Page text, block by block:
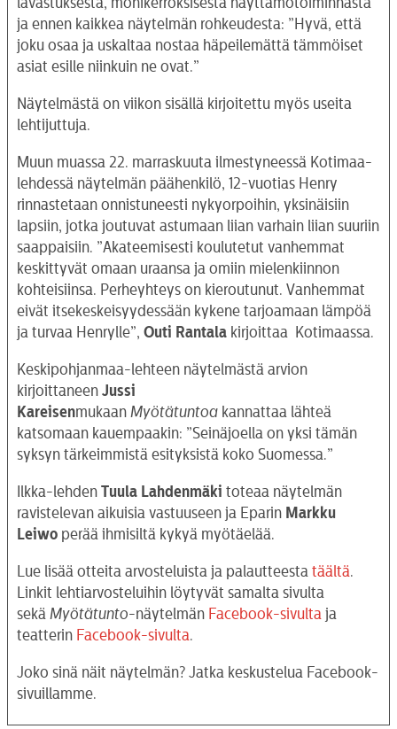
ja ennen kaikkea näytelmän rohkeudesta: ”Hyvä, että
joku osaa ja uskaltaa nostaa häpeilemättä tämmöiset
asiat esille niinkuin ne ovat.”
Näytelmästä on viikon sisällä kirjoitettu myös useita
lehtijuttuja.
Muun muassa 22. marraskuuta ilmestyneessä Kotimaa-
lehdessä näytelmän päähenkilö, 12-vuotias Henry
rinnastetaan onnistuneesti nykyorpoihin, yksinäisiin
lapsiin, jotka joutuvat astumaan liian varhain liian suuriin
saappaisiin. ”Akateemisesti koulutetut vanhemmat
keskittyvät omaan uraansa ja omiin mielenkiinnon
kohteisiinsa. Perheyhteys on kieroutunut. Vanhemmat
eivät itsekeskeisyydessään kykene tarjoamaan lämpöä
ja turvaa Henrylle”, Outi Rantala kirjoittaa Kotimaassa.
Keskipohjanmaa-lehteen näytelmästä arvion
kirjoittaneen Jussi
Kareisenmukaan Myötätuntoa kannattaa lähteä
katsomaan kauempaakin: ”Seinäjoella on yksi tämän
syksyn tärkeimmistä esityksistä koko Suomessa.”
Ilkka-lehden Tuula Lahdenmäki toteaa näytelmän
ravistelevan aikuisia vastuuseen ja Eparin Markku
Leiwo perää ihmisiltä kykyä myötäelää.
Lue lisää otteita arvosteluista ja palautteesta täältä.
Linkit lehtiarvosteluihin löytyvät samalta sivulta
sekä Myötätunto-näytelmän Facebook-sivulta ja
teatterin Facebook-sivulta.
Joko sinä näit näytelmän? Jatka keskustelua Facebook-
sivuillamme.